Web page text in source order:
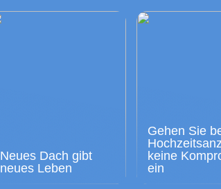
Neues Dach gibt
neues Leben
Gehen Sie
keine
ein